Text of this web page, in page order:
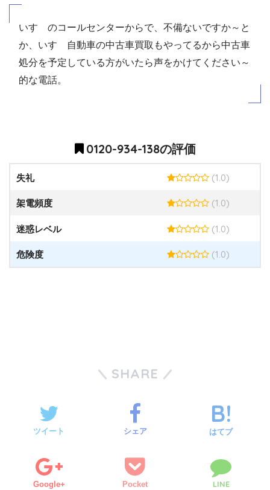
いすゞのコールセンターからで、不備ないですか～と
か、いすゞ自動車の中古車買取もやってるから中古車
処分を予定している方がいたら声をかけてください～
的な電話。
0120-934-138の評価
失礼 (1.0)
架電頻度 (1.0)
迷惑レベル (1.0)
危険度 (1.0)
SHARE
ツイート シェア はてブ
Google+ Pocket LINE